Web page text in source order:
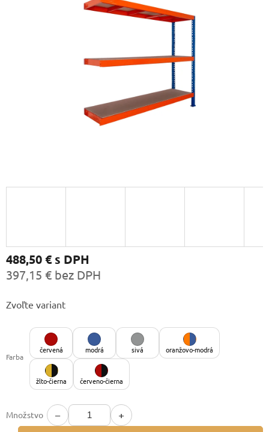
488,50 €s DPH
397,15 € bez DPH
cena:
Zvoľte variant
Farba
červená modrá sivá oranžovo-modrá
žlto-čierna červeno-čierna
Množstvo − +